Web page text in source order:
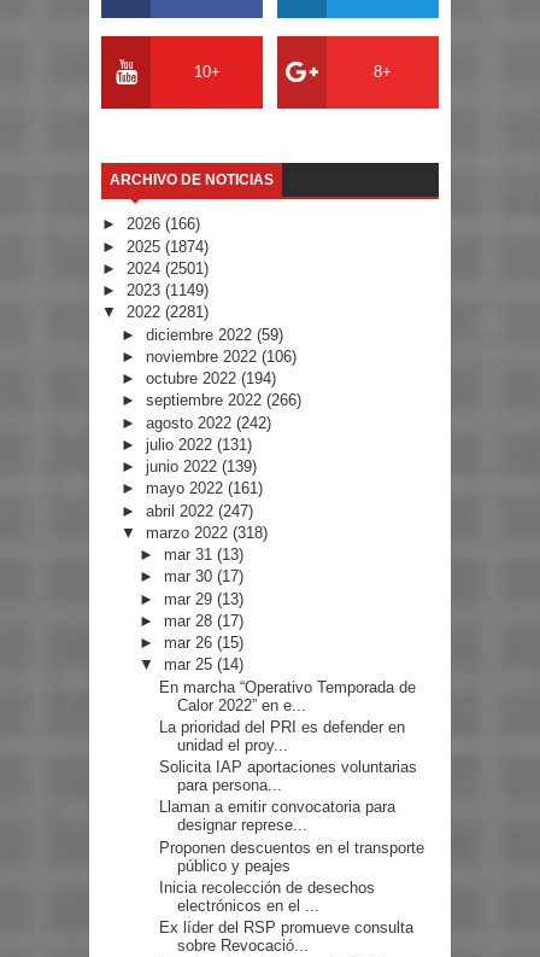
10+ 8+
ARCHIVO DE NOTICIAS
► 2026 (166)
► 2025 (1874)
► 2024 (2501)
► 2023 (1149)
▼ 2022 (2281)
► diciembre 2022 (59)
► noviembre 2022 (106)
► octubre 2022 (194)
► septiembre 2022 (266)
► agosto 2022 (242)
► julio 2022 (131)
► junio 2022 (139)
► mayo 2022 (161)
► abril 2022 (247)
▼ marzo 2022 (318)
► mar 31(13)
► mar 30(17)
► mar 29(13)
► mar 28(17)
► mar 26(15)
▼ mar 25(14)
En marcha “Operativo Temporada de
Calor 2022” en e...
La prioridad del PRI es defender en
unidad el proy...
Solicita IAP aportaciones voluntarias
para persona...
Llaman a emitir convocatoria para
designar represe...
Proponen descuentos en el transporte
público y peajes
Inicia recolección de desechos
electrónicos en el ...
Ex líder del RSP promueve consulta
sobre Revocació...